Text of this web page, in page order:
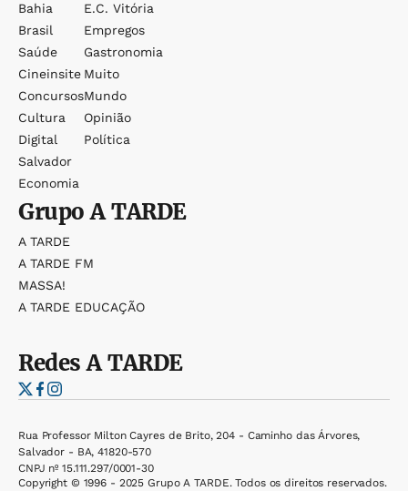
Bahia
Brasil
Saúde
Cineinsite
Concursos
Cultura
Digital
Salvador
Economia
E.c. Vitória
Empregos
Gastronomia
Muito
Mundo
Opinião
Política
GrupoA TARDE
A TARDE
A TARDE FM
MASSA!
A TARDE EDUCAÇÃO
RedesA TARDE
Rua Professor Milton Cayres de Brito, 204 - Caminho das Árvores,
Salvador - BA, 41820-570
CNPJ nº 15.111.297/0001-30
Copyright © 1996 - 2025 Grupo A TARDE. Todos os direitos reservados.